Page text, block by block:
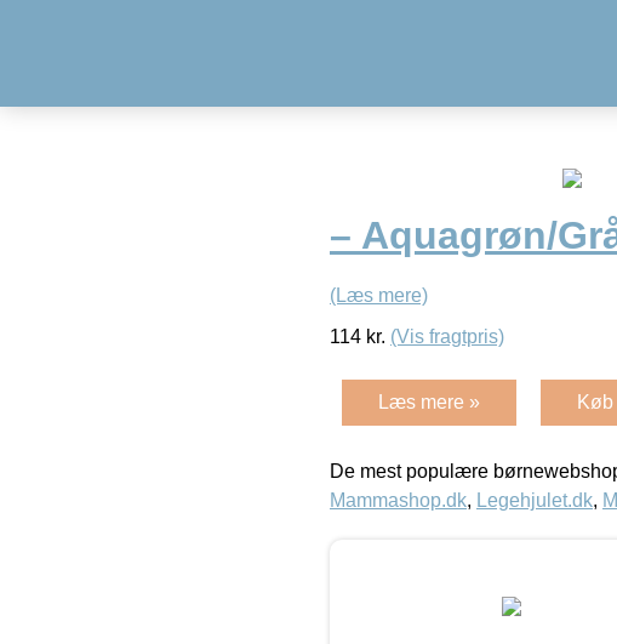
– Aquagrøn/
(Læs mere)
114 kr. (Vis fragtpris)
Læs mere »
De mest populære
Mammashop.dk, Legehjulet.dk,